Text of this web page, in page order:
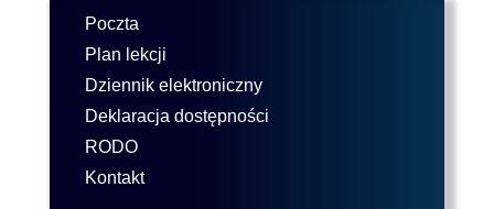
Poczta
Plan lekcji
Dziennik elektroniczny
Deklaracja dostępności
RODO
Kontakt